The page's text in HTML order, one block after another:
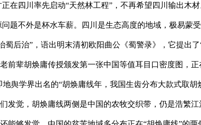
四川率先启动“天然林工程”，不再希望四川输出木
题不外是杯水车薪。四川是生态高度的地域，极易蒙
蜀后治”，语出明末清初欧阳曲公《蜀警录》，它提出了
前辈胡焕庸传授颁发第一张中国等值耳目口密度图，
舆学界出名的“胡焕庸线年，我国生齿分布大款式取胡
发觉，胡焕庸线两侧是中国的农牧交织带，仍是浩繁